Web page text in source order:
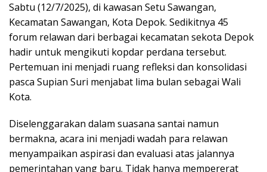
Sabtu (12/7/2025), di kawasan Setu Sawangan,
Kecamatan Sawangan, Kota Depok. Sedikitnya 45
forum relawan dari berbagai kecamatan sekota Depok
hadir untuk mengikuti kopdar perdana tersebut.
Pertemuan ini menjadi ruang refleksi dan konsolidasi
pasca Supian Suri menjabat lima bulan sebagai Wali
Kota.
Diselenggarakan dalam suasana santai namun
bermakna, acara ini menjadi wadah para relawan
menyampaikan aspirasi dan evaluasi atas jalannya
pemerintahan yang baru. Tidak hanya mempererat